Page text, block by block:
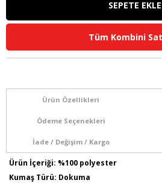
Tüm Kombini
Ürün Özellikleri
Ödeme Seçenekleri
İade / Değişim / Kargo
Ürün İçeriği: %100 polyester
Kumaş Türü: Dokuma